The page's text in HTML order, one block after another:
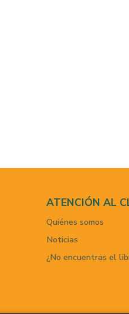
ATENCIÓN AL
Quiénes somos
Noticias
¿No encuentras el